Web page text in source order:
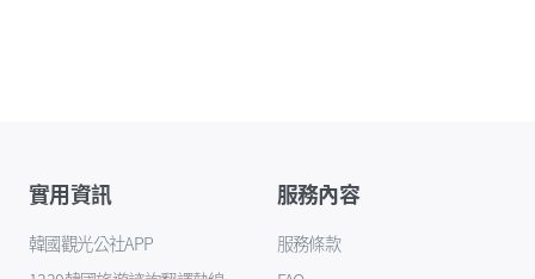
實用資訊
韓國觀光公社APP
服務內容
服務條款